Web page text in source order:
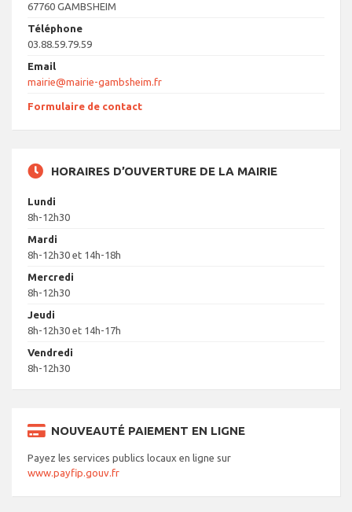
67760 GAMBSHEIM
Téléphone
03.88.59.79.59
Email
mairie@mairie-gambsheim.fr
Formulaire de contact
HORAIRES D’OUVERTURE DE LA MAIRIE
Lundi
8h-12h30
Mardi
8h-12h30 et 14h-18h
Mercredi
8h-12h30
Jeudi
8h-12h30 et 14h-17h
Vendredi
8h-12h30
NOUVEAUTÉ PAIEMENT EN LIGNE
Payez les services publics locaux en ligne sur
www.payfip.gouv.fr